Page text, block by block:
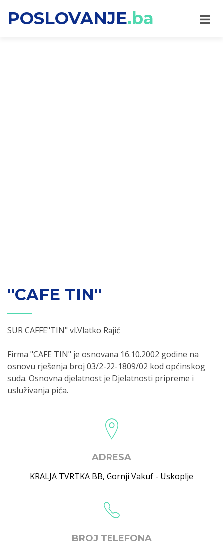
POSLOVANJE.ba
"CAFE TIN"
SUR CAFFE"TIN" vl.Vlatko Rajić
Firma "CAFE TIN" je osnovana 16.10.2002 godine na
osnovu rješenja broj 03/2-22-1809/02 kod općinskog
suda. Osnovna djelatnost je Djelatnosti pripreme i
usluživanja pića.
ADRESA
KRALJA TVRTKA BB, Gornji Vakuf - Uskoplje
BROJ TELEFONA